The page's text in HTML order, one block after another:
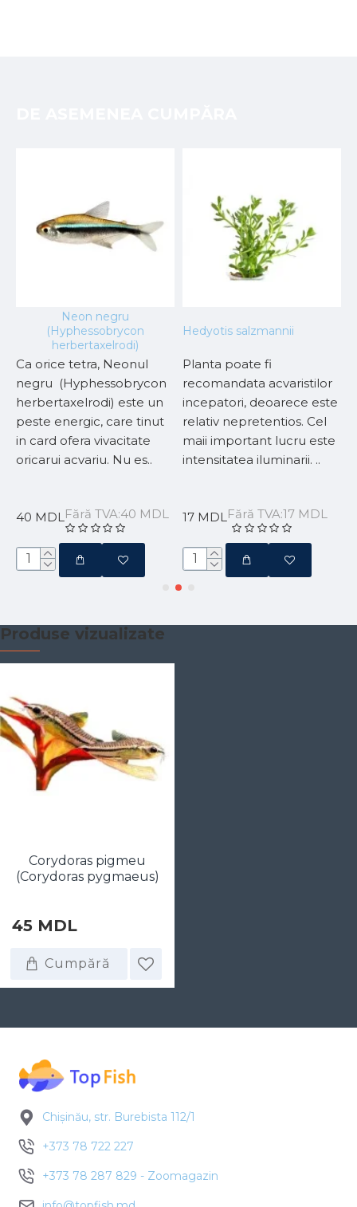
Neon negru
(Hyphessobrycon
herbertaxelrodi)
Ca orice tetra, Neonul
negru (Hyphessobrycon
herbertaxelrodi) este un
peste energic, care tinut
in card ofera vivacitate
oricarui acvariu. Nu es..
40 MDLFără TVA:40 MDL
Hedyotis salzmannii
Planta poate fi
recomandata acvaristilor
incepatori, deoarece este
relativ nepretentios. Cel
maii important lucru este
intensitatea iluminarii. ..
17 MDLFără TVA:17 MDL
Produse vizualizate
Corydoras pigmeu
(Corydoras pygmaeus)
45 MDL
Cumpără
Chișinău, str. Burebista 112/1
+373 78 722 227
+373 78 287 829 - Zoomagazin